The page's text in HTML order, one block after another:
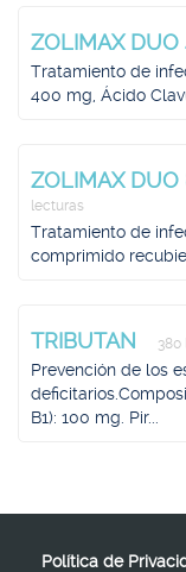
ZOLIMAX
Tratamiento de
400 mg, Ácido
ZOLIMAX
lecturas
Tratamiento de
comprimido
TRIBUTAN 380
Prevención de los
B1): 100 mg. Pir...
Política de